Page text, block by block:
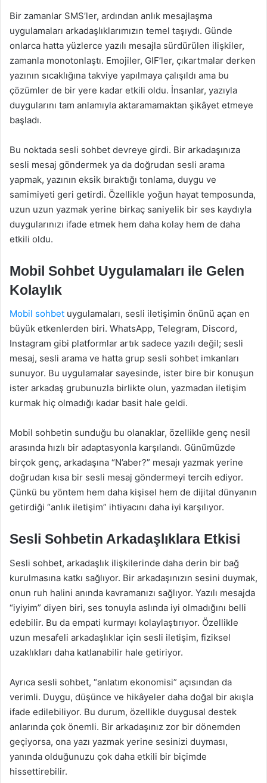
Bir zamanlar SMS’ler, ardından anlık mesajlaşma
uygulamaları arkadaşlıklarımızın temel taşıydı. Günde
onlarca hatta yüzlerce yazılı mesajla sürdürülen ilişkiler,
zamanla monotonlaştı. Emojiler, GIF’ler, çıkartmalar derken
yazının sıcaklığına takviye yapılmaya çalışıldı ama bu
çözümler de bir yere kadar etkili oldu. İnsanlar, yazıyla
duygularını tam anlamıyla aktaramamaktan şikâyet etmeye
başladı.
Bu noktada sesli sohbet devreye girdi. Bir arkadaşınıza
sesli mesaj göndermek ya da doğrudan sesli arama
yapmak, yazının eksik bıraktığı tonlama, duygu ve
samimiyeti geri getirdi. Özellikle yoğun hayat temposunda,
uzun uzun yazmak yerine birkaç saniyelik bir ses kaydıyla
duygularınızı ifade etmek hem daha kolay hem de daha
etkili oldu.
Mobil Sohbet Uygulamaları ile Gelen
Kolaylık
Mobil sohbet uygulamaları, sesli iletişimin önünü açan en
büyük etkenlerden biri. WhatsApp, Telegram, Discord,
Instagram gibi platformlar artık sadece yazılı değil; sesli
mesaj, sesli arama ve hatta grup sesli sohbet imkanları
sunuyor. Bu uygulamalar sayesinde, ister bire bir konuşun
ister arkadaş grubunuzla birlikte olun, yazmadan iletişim
kurmak hiç olmadığı kadar basit hale geldi.
Mobil sohbetin sunduğu bu olanaklar, özellikle genç nesil
arasında hızlı bir adaptasyonla karşılandı. Günümüzde
birçok genç, arkadaşına “N’aber?” mesajı yazmak yerine
doğrudan kısa bir sesli mesaj göndermeyi tercih ediyor.
Çünkü bu yöntem hem daha kişisel hem de dijital dünyanın
getirdiği “anlık iletişim” ihtiyacını daha iyi karşılıyor.
Sesli Sohbetin Arkadaşlıklara Etkisi
Sesli sohbet, arkadaşlık ilişkilerinde daha derin bir bağ
kurulmasına katkı sağlıyor. Bir arkadaşınızın sesini duymak,
onun ruh halini anında kavramanızı sağlıyor. Yazılı mesajda
“iyiyim” diyen biri, ses tonuyla aslında iyi olmadığını belli
edebilir. Bu da empati kurmayı kolaylaştırıyor. Özellikle
uzun mesafeli arkadaşlıklar için sesli iletişim, fiziksel
uzaklıkları daha katlanabilir hale getiriyor.
Ayrıca sesli sohbet, “anlatım ekonomisi” açısından da
verimli. Duygu, düşünce ve hikâyeler daha doğal bir akışla
ifade edilebiliyor. Bu durum, özellikle duygusal destek
anlarında çok önemli. Bir arkadaşınız zor bir dönemden
geçiyorsa, ona yazı yazmak yerine sesinizi duyması,
yanında olduğunuzu çok daha etkili bir biçimde
hissettirebilir.